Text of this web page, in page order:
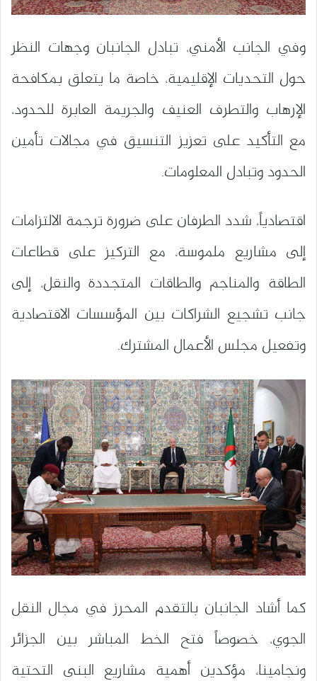
وفي الجانب الأمني، تبادل الجانبان وجهات النظر
حول التحديات الإقليمية، خاصة ما يتعلق بمكافحة
الإرهاب والتطرف العنيف والجريمة العابرة للحدود،
مع التأكيد على تعزيز التنسيق في مجالات تأمين
الحدود وتبادل المعلومات.
اقتصادياً، شدد الطرفان على ضرورة ترجمة الالتزامات
إلى مشاريع ملموسة، مع التركيز على قطاعات
الطاقة والمناجم والطاقات المتجددة والنقل، إلى
جانب تشجيع الشراكات بين المؤسسات الاقتصادية
وتفعيل مجلس الأعمال المشترك.
كما أشاد الجانبان بالتقدم المحرز في مجال النقل
الجوي، خصوصاً فتح الخط المباشر بين الجزائر
ونجامينا، مؤكدين أهمية مشاريع البنى التحتية